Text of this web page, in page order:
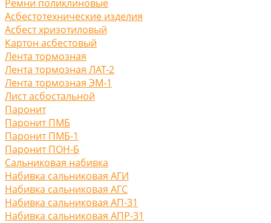
Ремни поликлиновые
Асбестотехнические изделия
Асбест хризотиловый
Картон асбестовый
Лента тормозная
Лента тормозная ЛАТ-2
Лента тормозная ЭМ-1
Лист асбостальной
Паронит
Паронит ПМБ
Паронит ПМБ-1
Паронит ПОН-Б
Сальниковая набивка
Набивка сальниковая АГИ
Набивка сальниковая АГС
Набивка сальниковая АП-31
Набивка сальниковая АПР-31